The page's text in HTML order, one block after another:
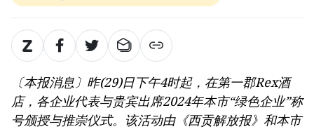
〔本报消息〕昨(29)日下午4时起，在第一郡Rex酒
店，各企业代表与贵宾出席2024年本市“绿色企业”称
号颁授与推崇仪式。该活动由《西贡解放报》和本市